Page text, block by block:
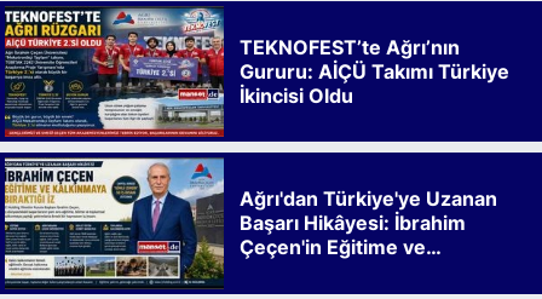
TEKNOFEST’te Ağrı’nın
Gururu: AİÇÜ Takımı Türkiye
İkincisi Oldu
Ağrı'dan Türkiye'ye Uzanan
Başarı Hikâyesi: İbrahim
Çeçen'in Eğitime ve